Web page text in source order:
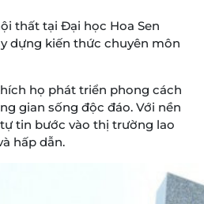
thất tại Đại học Hoa Sen
dựng kiến thức chuyên môn
họ phát triển phong cách
gian sống độc đáo. Với nền
tin bước vào thị trường lao
hấp dẫn.